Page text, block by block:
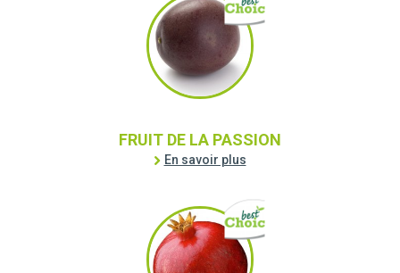
FRUIT DE LA PASSION
En savoir plus